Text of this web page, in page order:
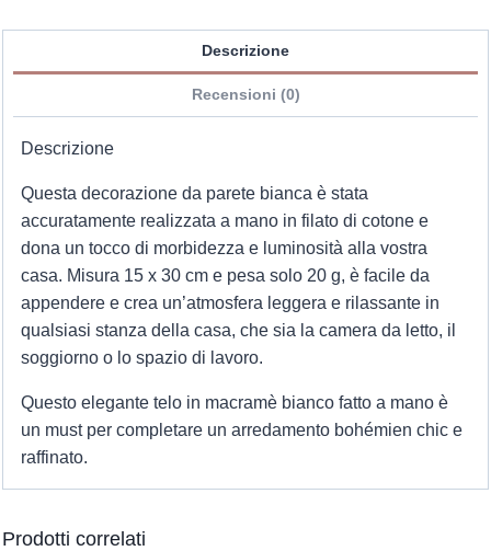
Descrizione
Recensioni (0)
Descrizione
Questa decorazione da parete bianca è stata
accuratamente realizzata a mano in filato di cotone e
dona un tocco di morbidezza e luminosità alla vostra
casa. Misura 15 x 30 cm e pesa solo 20 g, è facile da
appendere e crea un’atmosfera leggera e rilassante in
qualsiasi stanza della casa, che sia la camera da letto, il
soggiorno o lo spazio di lavoro.
Questo elegante telo in macramè bianco fatto a mano è
un must per completare un arredamento bohémien chic e
raffinato.
Prodotti correlati